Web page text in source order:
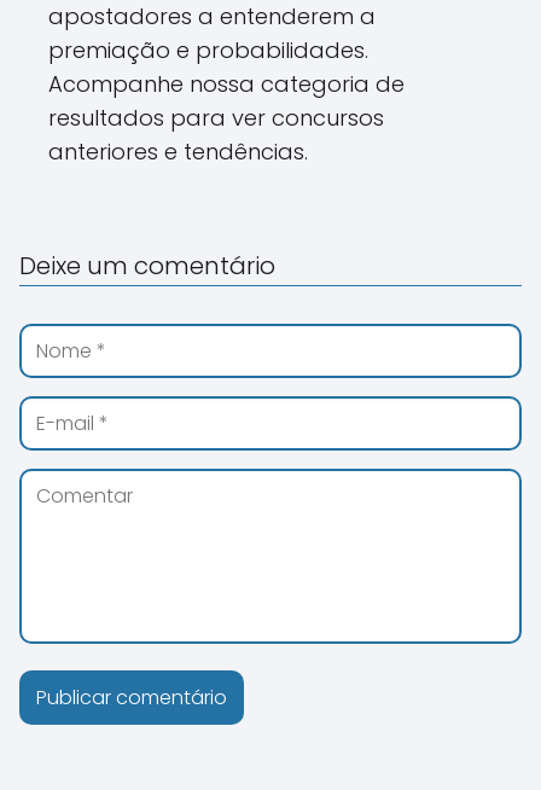
apostadores a entenderem a
premiação e probabilidades.
Acompanhe nossa categoria de
resultados para ver concursos
anteriores e tendências.
Deixe um comentário